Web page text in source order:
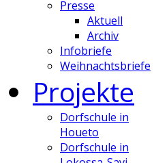
Presse
Aktuell
Archiv
Infobriefe
Weihnachtsbriefe
Projekte
Dorfschule in
Houeto
Dorfschule in